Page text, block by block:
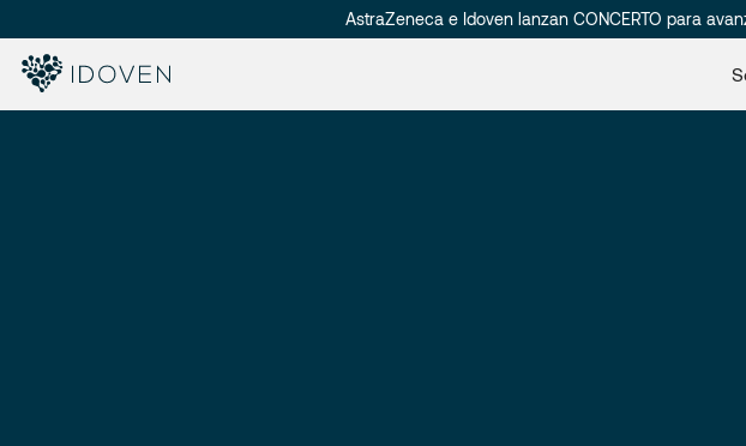
AstraZeneca e Idoven lanzan CONCERTO para